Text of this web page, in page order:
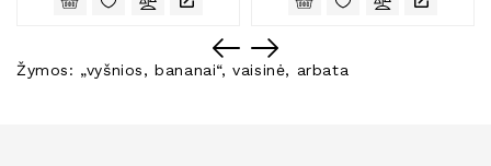
Žymos: „vyšnios,bananai“,vaisinė, arbata